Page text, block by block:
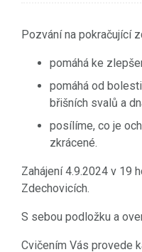
Pozvání na pokračující
pomáhá ke
pomáhá od
břišních svalů a
posílíme, co je
zkrácené.
Zahájení 4.9.2024 v 19
Zdechovicích.
S sebou podložku a
Cvičením Vás provede